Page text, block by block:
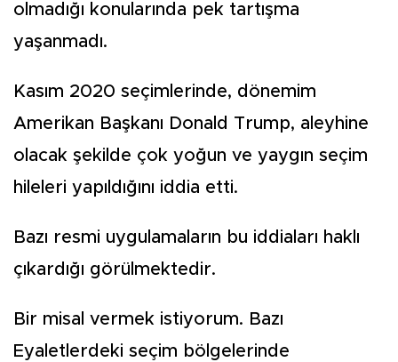
olmadığı konularında pek tartışma
yaşanmadı.
Kasım 2020 seçimlerinde, dönemim
Amerikan Başkanı Donald Trump, aleyhine
olacak şekilde çok yoğun ve yaygın seçim
hileleri yapıldığını iddia etti.
Bazı resmi uygulamaların bu iddiaları haklı
çıkardığı görülmektedir.
Bir misal vermek istiyorum. Bazı
Eyaletlerdeki seçim bölgelerinde